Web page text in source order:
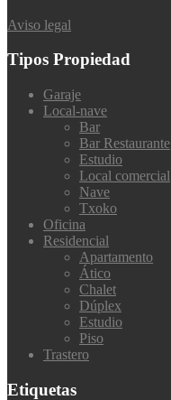
Aviso legal
Tipos Propiedad
Garaje
Local-nave
Bar
Bar Restaurante
Estudio
Local comercial
Nave
Txoko
Oficina
Residencial
Apartamento
Ático
Chalet
Dúplex
Estudio
Piso
Trastero
Etiquetas